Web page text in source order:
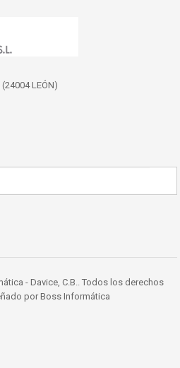
LEÓN)
- Davice, C.B.. Todos los derechos
por Boss Informática